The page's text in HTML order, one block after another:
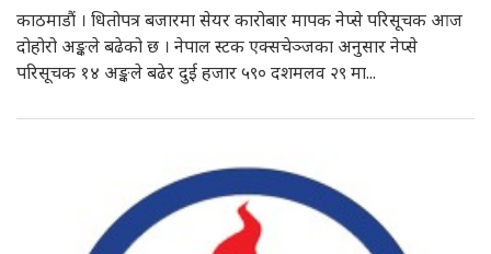
काठमाडौं । धितोपत्र बजारमा सेयर कारोबार मापक नेप्से परिसूचक आज
दोहोरो अङ्कले बढेको छ । नेपाल स्टक एक्सचेञ्जका अनुसार नेप्से
परिसूचक १४ अङ्कले बढेर दुई हजार ५९० दशमलव २९ मा...